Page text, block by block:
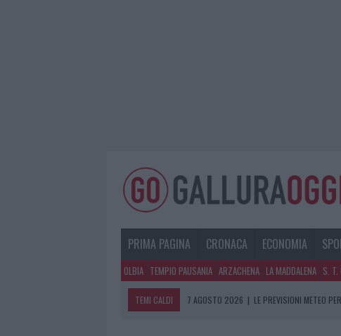
PRIMA PAGINA CRONACA ECONOMIA
OLBIA TEMPIO PAUSANIA ARZACHENA LA MADDALENA S. T.
TEMI CALDI 7 AGOSTO 2026 | LE PREVISIONI METEO